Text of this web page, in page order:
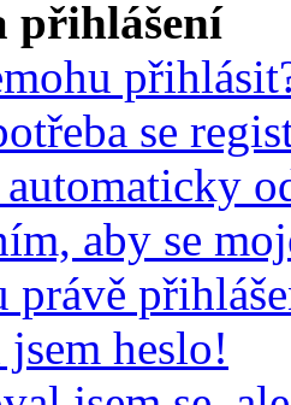
přihlášení
se
aby se
právě
heslo!